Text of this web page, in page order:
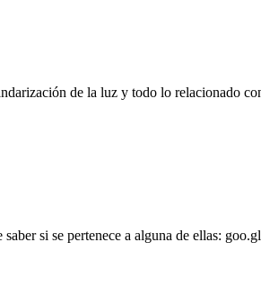
de la luz y todo lo relacionado
si se pertenece a alguna de ellas: